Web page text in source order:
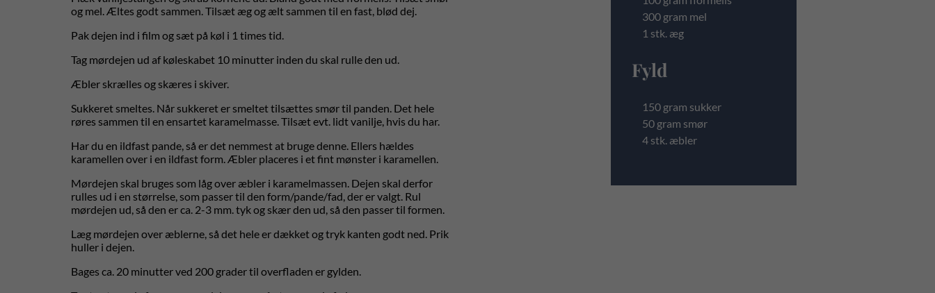
og mel. Æltes godt sammen. Tilsæt æg og ælt sammen til en fast, blød dej.
Pak dejen ind i film og sæt på køl i 1 times tid.
Tag mørdejen ud af køleskabet 10 minutter inden du skal rulle den ud.
Æbler skrælles og skæres i skiver.
Sukkeret smeltes. Når sukkeret er smeltet tilsættes smør til panden. Det hele
røres sammen til en ensartet karamelmasse. Tilsæt evt. lidt vanilje, hvis du har.
Har du en ildfast pande, så er det nemmest at bruge denne. Ellers hældes
karamellen over i en ildfast form. Æbler placeres i et fint mønster i karamellen.
Mørdejen skal bruges som låg over æbler i karamelmassen. Dejen skal derfor
rulles ud i en størrelse, som passer til den form/pande/fad, der er valgt. Rul
mørdejen ud, så den er ca. 2-3 mm. tyk og skær den ud, så den passer til formen.
Læg mørdejen over æblerne, så det hele er dækket og tryk kanten godt ned. Prik
huller i dejen.
Bages ca. 20 minutter ved 200 grader til overfladen er gylden.
300 gram mel
1 stk. æg
Fyld
150 gram sukker
50 gram smør
4 stk. æbler